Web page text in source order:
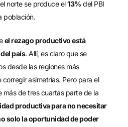
norte se produce el13% del PBI
población.
el rezago productivo está
país. Allí, es claro que se
desde las regiones más
asimetrías. Pero para el
más de tres cuartas parte de la
productiva para no necesitar
solo la oportunidad de poder